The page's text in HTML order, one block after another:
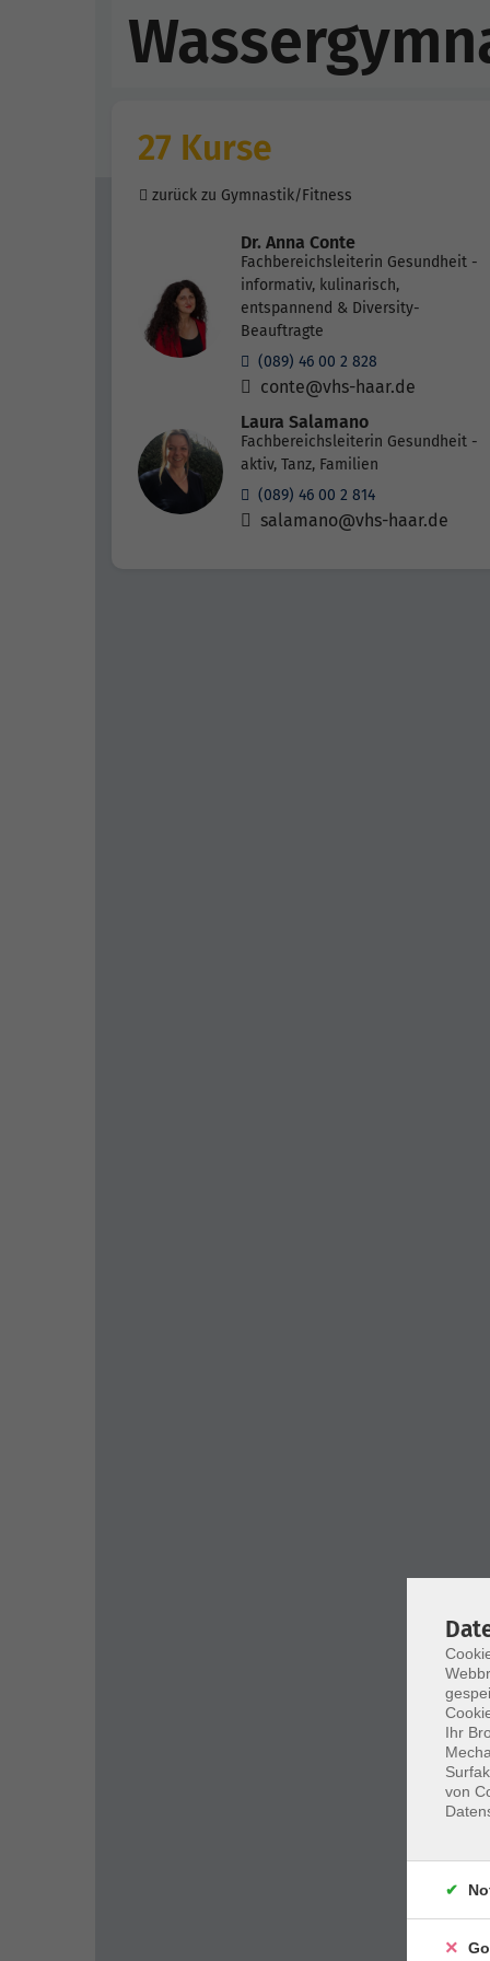
27 Kurse
zurück zu Gymnastik/Fitness
Dr. Anna Conte
Fachbereichsleiterin Gesundheit -
informativ, kulinarisch,
entspannend & Diversity-
Beauftragte
(089) 46 00 2 828
conte@vhs-haar.de
Laura Salamano
Fachbereichsleiterin Gesundheit -
aktiv, Tanz, Familien
(089) 46 00 2 814
salamano@vhs-haar.de
Ihr
von